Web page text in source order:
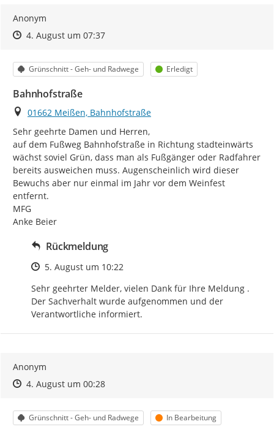
Anonym
Zeitpunkt des Erstellens
Zeitpunkt des Erstellens
4. August um 07:37Zur Äußerung
Kategorie
Grünschnitt - Geh- und Radwege Status
Erledigt
Bahnhofstraße
Ort
01662 Meißen, Bahnhofstraße
Sehr geehrte Damen und Herren,
auf dem Fußweg Bahnhofstraße in Richtung stadteinwärts
wächst soviel Grün, dass man als Fußgänger oder Radfahrer
bereits ausweichen muss. Augenscheinlich wird dieser
Bewuchs aber nur einmal im Jahr vor dem Weinfest
entfernt.
MFG
Anke Beier
Rückmeldung
Zeitpunkt des Erstellens
5. August um 10:22
Sehr geehrter Melder, vielen Dank für Ihre Meldung .
Der Sachverhalt wurde aufgenommen und der
Verantwortliche informiert.
Anonym
Zeitpunkt des Erstellens
Zeitpunkt des Erstellens
4. August um 00:28Zur Äußerung
Kategorie
Grünschnitt - Geh- und Radwege Status
In Bearbeitung